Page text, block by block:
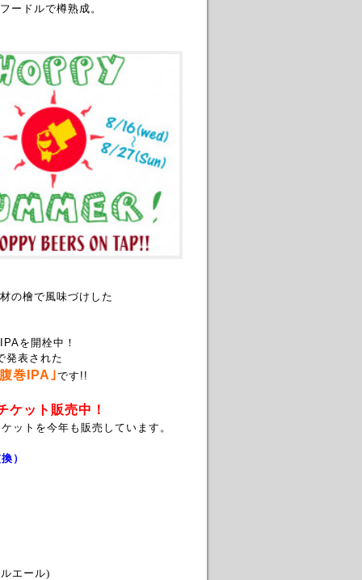
ードルで樽熟成。
の檜で風味づけした
を開栓中！
発表された
巻IPA｣です!!
ット販売中！
ットを今年も販売しています。
）
エール)